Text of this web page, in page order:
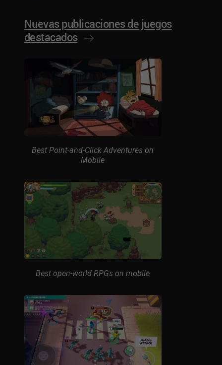
Nuevas publicaciones de juegos
destacados
Best Point-and-Click Adventures on
Mobile
Best open-world RPGs on mobile